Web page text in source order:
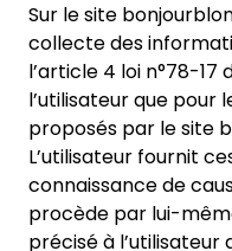
Sur le site
collecte des
l’article 4 loi n°78-17
l’utilisateur que pour
proposés par le site
L’utilisateur fournit
connaissance de
procède par lui-
précisé à